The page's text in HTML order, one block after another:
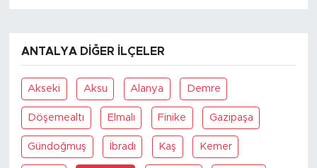
ANTALYA DIĞER İLÇELER
Akseki Aksu Alanya Demre
Döşemealtı Elmalı Finike Gazipaşa
Gündoğmuş İbradı Kaş Kemer